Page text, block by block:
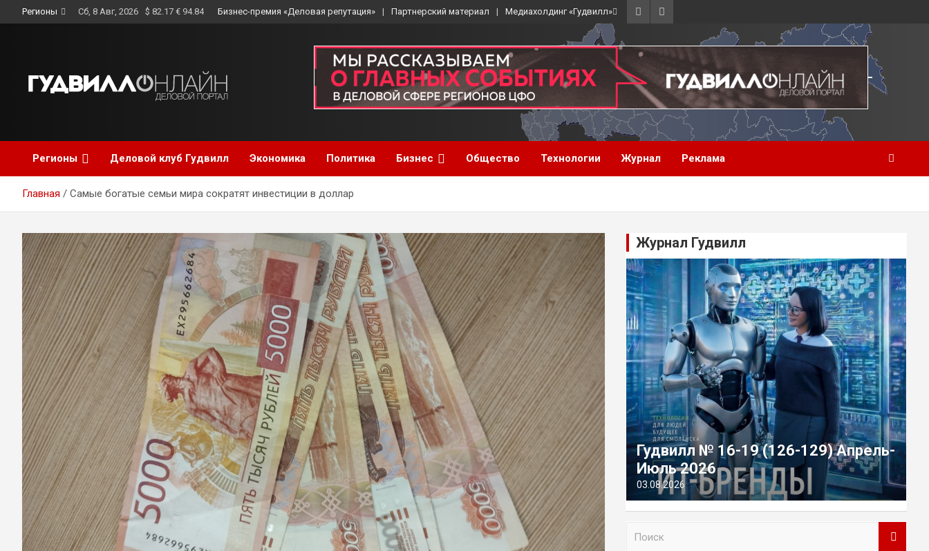
to
Регионы Сб, 8 Авг, 2026 $ 82.17 € 94.84 Бизнес-премия «Деловая репутация» Партнерский материал Медиахолдинг «Гудвилл»
Регионы Деловой клуб Гудвилл Экономика Политика Бизнес Общество Технологии Журнал Реклама
Главная Самые богатые семьи мира сократят инвестиции в доллар
Журнал Гудвилл
Гудвилл № 16-19 (126-129) Апрель-
Июль 2026
03.08.2026